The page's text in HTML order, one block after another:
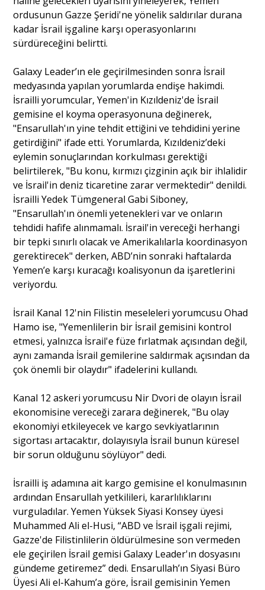
ordusunun Gazze Şeridi'ne yönelik saldırılar durana
kadar İsrail işgaline karşı operasyonlarını
sürdüreceğini belirtti.
Galaxy Leader’ın ele geçirilmesinden sonra İsrail
medyasında yapılan yorumlarda endişe hakimdi.
İsrailli yorumcular, Yemen'in Kızıldeniz'de İsrail
gemisine el koyma operasyonuna değinerek,
"Ensarullah'ın yine tehdit ettiğini ve tehdidini yerine
getirdiğini" ifade etti. Yorumlarda, Kızıldeniz’deki
eylemin sonuçlarından korkulması gerektiği
belirtilerek, "Bu konu, kırmızı çizginin açık bir ihlalidir
ve İsrail'in deniz ticaretine zarar vermektedir" denildi.
İsrailli Yedek Tümgeneral Gabi Siboney,
"Ensarullah'ın önemli yetenekleri var ve onların
tehdidi hafife alınmamalı. İsrail'in vereceği herhangi
bir tepki sınırlı olacak ve Amerikalılarla koordinasyon
gerektirecek" derken, ABD’nin sonraki haftalarda
Yemen’e karşı kuracağı koalisyonun da işaretlerini
veriyordu.
İsrail Kanal 12'nin Filistin meseleleri yorumcusu Ohad
Hamo ise, "Yemenlilerin bir İsrail gemisini kontrol
etmesi, yalnızca İsrail'e füze fırlatmak açısından değil,
aynı zamanda İsrail gemilerine saldırmak açısından da
çok önemli bir olaydır" ifadelerini kullandı.
Kanal 12 askeri yorumcusu Nir Dvori de olayın İsrail
ekonomisine vereceği zarara değinerek, "Bu olay
ekonomiyi etkileyecek ve kargo sevkiyatlarının
sigortası artacaktır, dolayısıyla İsrail bunun küresel
bir sorun olduğunu söylüyor" dedi.
İsrailli iş adamına ait kargo gemisine el konulmasının
ardından Ensarullah yetkilileri, kararlılıklarını
vurguladılar. Yemen Yüksek Siyasi Konsey üyesi
Muhammed Ali el-Husi, “ABD ve İsrail işgali rejimi,
Gazze'de Filistinlilerin öldürülmesine son vermeden
ele geçirilen İsrail gemisi Galaxy Leader'ın dosyasını
gündeme getiremez” dedi. Ensarullah’ın Siyasi Büro
Üyesi Ali el-Kahum’a göre, İsrail gemisinin Yemen